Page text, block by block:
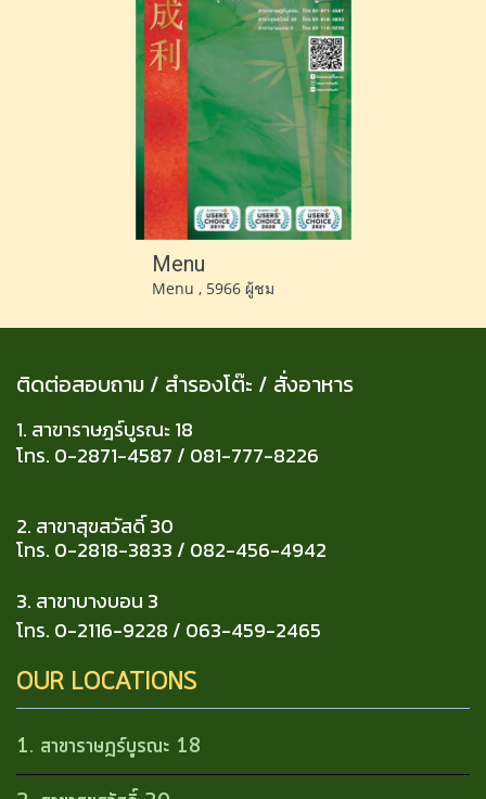
Menu
Menu , 5966 ผู้ชม
ติดต่อสอบถาม / สำรองโต๊ะ / สั่งอาหาร
1. สาขาราษฎร์บูรณะ 18
โทร. 0-2871-4587 / 081-777-8226
2. สาขาสุขสวัสดิ์ 30
โทร. 0-2818-3833 / 082-456-4942
3. สาขาบางบอน 3
โทร. 0-2116-9228 / 063-459-2465
OUR LOCATIONS
1. สาขาราษฎร์บูรณะ 18